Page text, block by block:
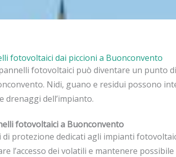
fotovoltaici dai piccioni a Buonconvento
fotovoltaici può diventare un punto
Nidi, guano e residui possono
drenaggi dell’impianto.
fotovoltaici a Buonconvento
di protezione dedicati agli impianti
l’accesso dei volatili e mantenere